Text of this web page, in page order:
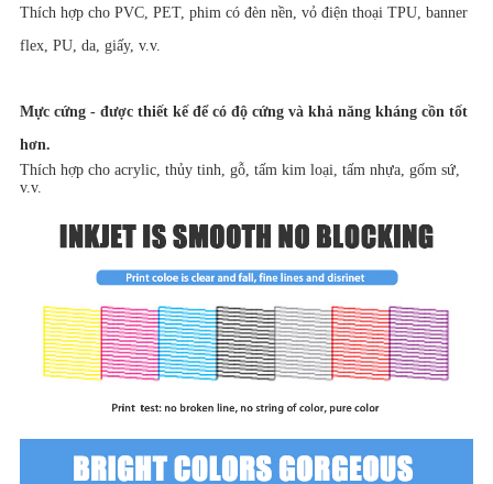
Thích hợp cho PVC, PET, phim có đèn nền, vỏ điện thoại TPU, banner
flex, PU, ​​da, giấy, v.v.
Mực cứng - được thiết kế để có độ cứng và khả năng kháng cồn tốt
hơn.
Thích hợp cho acrylic, thủy tinh, gỗ, tấm kim loại, tấm nhựa, gốm sứ,
v.v.